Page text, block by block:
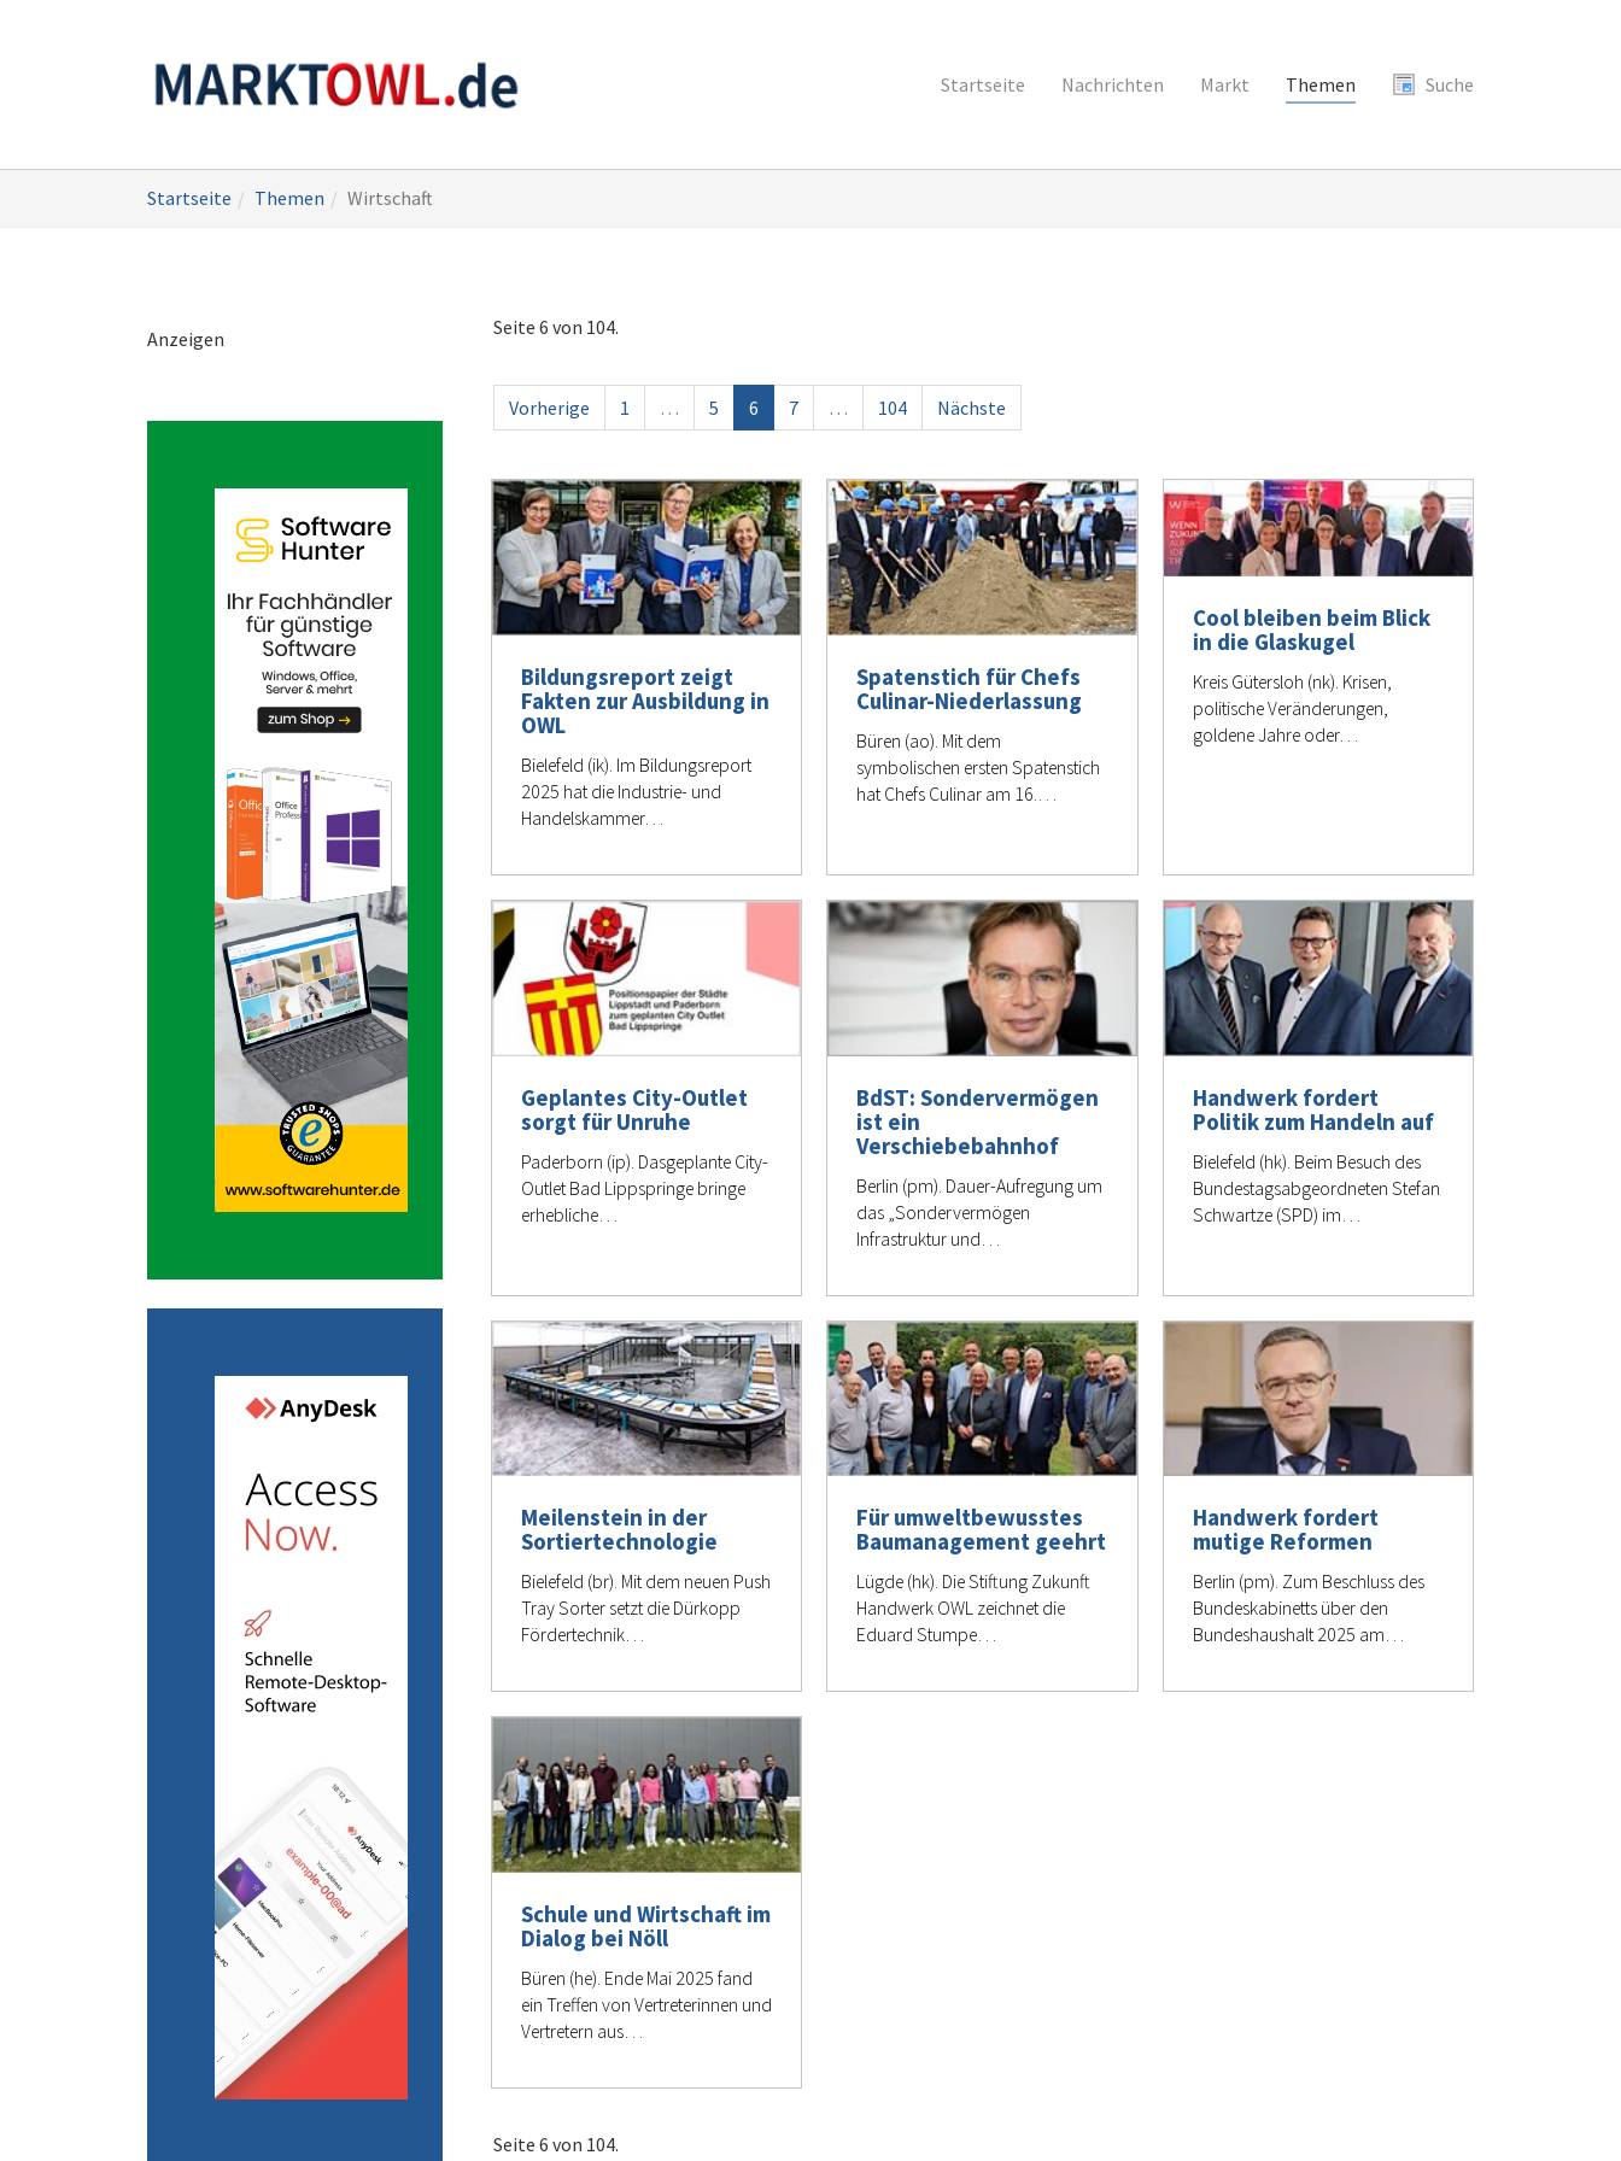
Startseite Nachrichten Markt Themen Suche
sind
Startseite Themen Wirtschaft
Seite 6 von 104.
Vorherige 1 … 5 6 7 … 104 Nächste
Bildungsreport zeigt
Fakten zur Ausbildung in
OWL
Bielefeld (ik). Im Bildungsreport
2025 hat die Industrie- und
Handelskammer…
Spatenstich für Chefs
Culinar-Niederlassung
Büren (ao). Mit dem
symbolischen ersten Spatenstich
hat Chefs Culinar am 16.…
Cool bleiben beim Blick
in die Glaskugel
Kreis Gütersloh (nk). Krisen,
politische Veränderungen,
goldene Jahre oder…
Geplantes City-Outlet
sorgt für Unruhe
Paderborn (ip). Dasgeplante City-
Outlet Bad Lippspringe bringe
erhebliche…
BdST: Sondervermögen
ist ein
Verschiebebahnhof
Berlin (pm). Dauer-Aufregung um
das „Sondervermögen
Infrastruktur und…
Handwerk fordert
Politik zum Handeln auf
Bielefeld (hk). Beim Besuch des
Bundestagsabgeordneten Stefan
Schwartze (SPD) im…
Meilenstein in der
Sortiertechnologie
Bielefeld (br). Mit dem neuen Push
Tray Sorter setzt die Dürkopp
Fördertechnik…
Für umweltbewusstes
Baumanagement geehrt
Lügde (hk). Die Stiftung Zukunft
Handwerk OWL zeichnet die
Eduard Stumpe…
Handwerk fordert
mutige Reformen
Berlin (pm). Zum Beschluss des
Bundeskabinetts über den
Bundeshaushalt 2025 am…
Schule und Wirtschaft im
Dialog bei Nöll
Büren (he). Ende Mai 2025 fand
ein Treffen von Vertreterinnen und
Vertretern aus…
Seite 6 von 104.
Anzeigen